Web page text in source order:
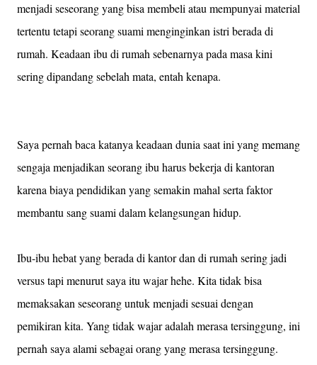
menjadi seseorang yang bisa membeli atau mempunyai material
tertentu tetapi seorang suami menginginkan istri berada di
rumah. Keadaan ibu di rumah sebenarnya pada masa kini
sering dipandang sebelah mata, entah kenapa.
Saya pernah baca katanya keadaan dunia saat ini yang memang
sengaja menjadikan seorang ibu harus bekerja di kantoran
karena biaya pendidikan yang semakin mahal serta faktor
membantu sang suami dalam kelangsungan hidup.
Ibu-ibu hebat yang berada di kantor dan di rumah sering jadi
versus tapi menurut saya itu wajar hehe. Kita tidak bisa
memaksakan seseorang untuk menjadi sesuai dengan
pemikiran kita. Yang tidak wajar adalah merasa tersinggung, ini
pernah saya alami sebagai orang yang merasa tersinggung.